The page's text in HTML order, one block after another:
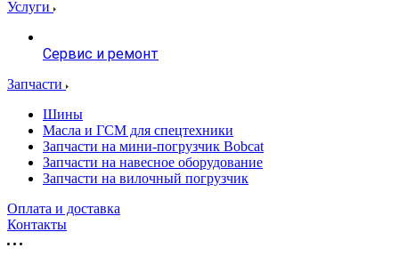
Услуги
Сервис и ремонт
Запчасти
Шины
Масла и ГСМ для спецтехники
Запчасти на мини-погрузчик Bobcat
Запчасти на навесное оборудование
Запчасти на вилочный погрузчик
Оплата и доставка
Контакты